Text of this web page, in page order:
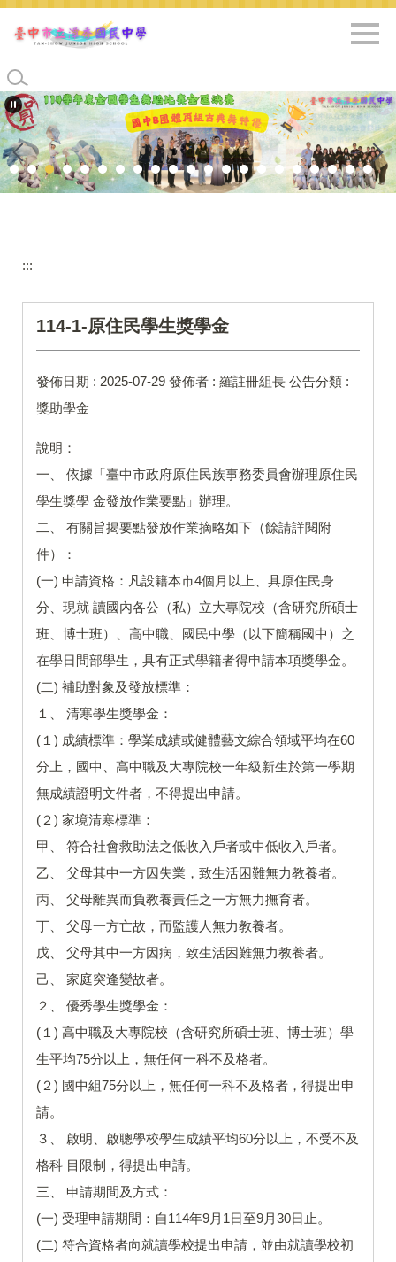
跳
到
要
內
容
區
:::
114-1-原住民學生獎學金
發佈日期 : 2025-07-29 發佈者 : 羅註冊組長 公告分類 :
獎助學金
說明：
一、 依據「臺中市政府原住民族事務委員會辦理原住民
學生獎學 金發放作業要點」辦理。
二、 有關旨揭要點發放作業摘略如下（餘請詳閱附
件）：
(一) 申請資格：凡設籍本市4個月以上、具原住民身
分、現就 讀國內各公（私）立大專院校（含研究所碩士
班、博士班）、高中職、國民中學（以下簡稱國中）之
在學日間部學生，具有正式學籍者得申請本項獎學金。
(二) 補助對象及發放標準：
１、 清寒學生獎學金：
(１) 成績標準：學業成績或健體藝文綜合領域平均在60
分上，國中、高中職及大專院校一年級新生於第一學期
無成績證明文件者，不得提出申請。
(２) 家境清寒標準：
甲、 符合社會救助法之低收入戶者或中低收入戶者。
乙、 父母其中一方因失業，致生活困難無力教養者。
丙、 父母離異而負教養責任之一方無力撫育者。
丁、 父母一方亡故，而監護人無力教養者。
戊、 父母其中一方因病，致生活困難無力教養者。
己、 家庭突逢變故者。
２、 優秀學生獎學金：
(１) 高中職及大專院校（含研究所碩士班、博士班）學
生平均75分以上，無任何一科不及格者。
(２) 國中組75分以上，無任何一科不及格者，得提出申
請。
３、 啟明、啟聰學校學生成績平均60分以上，不受不及
格科 目限制，得提出申請。
三、 申請期間及方式：
(一) 受理申請期間：自114年9月1日至9月30日止。
(二) 符合資格者向就讀學校提出申請，並由就讀學校初